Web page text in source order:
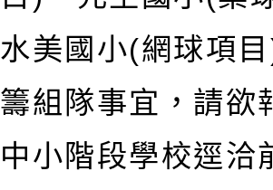
水美國小(網球項
籌組隊事宜，請欲
中小階段學校逕洽